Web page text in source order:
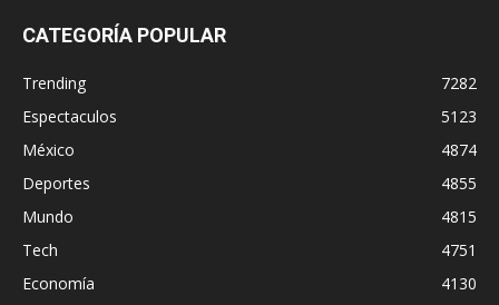
CATEGORÍA POPULAR
Trending
7282
Espectaculos
5123
México
4874
Deportes
4855
Mundo
4815
Tech
4751
Economía
4130